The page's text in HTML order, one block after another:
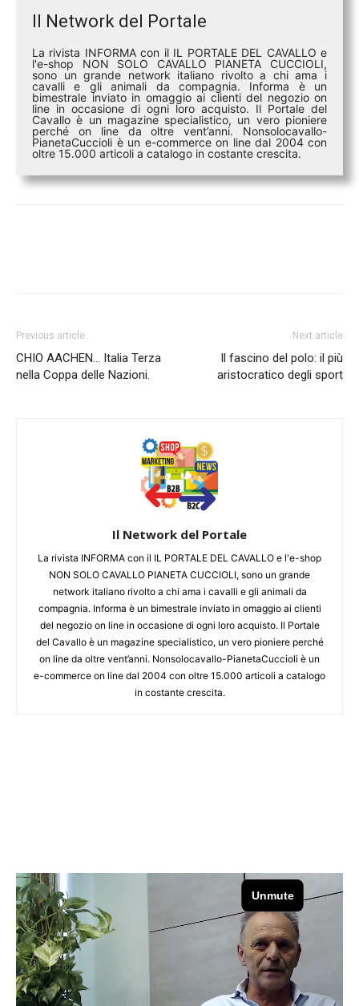
Il Network del Portale
La rivista INFORMA con il IL PORTALE DEL CAVALLO e
l'e-shop NON SOLO CAVALLO PIANETA CUCCIOLI,
sono un grande network italiano rivolto a chi ama i
cavalli e gli animali da compagnia. Informa è un
bimestrale inviato in omaggio ai clienti del negozio on
line in occasione di ogni loro acquisto. Il Portale del
Cavallo è un magazine specialistico, un vero pioniere
perché on line da oltre vent’anni. Nonsolocavallo-
PianetaCuccioli è un e-commerce on line dal 2004 con
oltre 15.000 articoli a catalogo in costante crescita.
Previous article
CHIO AACHEN… Italia Terza
nella Coppa delle Nazioni.
Next article
Il fascino del polo: il più
aristocratico degli sport
Il Network del Portale
La rivista INFORMA con il IL PORTALE DEL CAVALLO e l'e-shop
NON SOLO CAVALLO PIANETA CUCCIOLI, sono un grande
network italiano rivolto a chi ama i cavalli e gli animali da
compagnia. Informa è un bimestrale inviato in omaggio ai clienti
del negozio on line in occasione di ogni loro acquisto. Il Portale
del Cavallo è un magazine specialistico, un vero pioniere perché
on line da oltre vent’anni. Nonsolocavallo-PianetaCuccioli è un
e-commerce on line dal 2004 con oltre 15.000 articoli a catalogo
in costante crescita.